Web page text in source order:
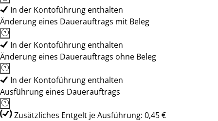
In der Kontoführung enthalten
Änderung eines Dauerauftrags mit Beleg
In der Kontoführung enthalten
Änderung eines Dauerauftrags ohne Beleg
In der Kontoführung enthalten
Ausführung eines Dauerauftrags
Zusätzliches Entgelt je Ausführung: 0,45 €